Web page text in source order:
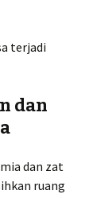
terjadi
dan
dan zat
ruang